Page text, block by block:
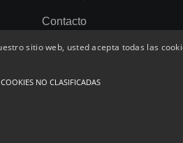
Contacto
sitio web, usted acepta todas las
COOKIES NO CLASIFICADAS